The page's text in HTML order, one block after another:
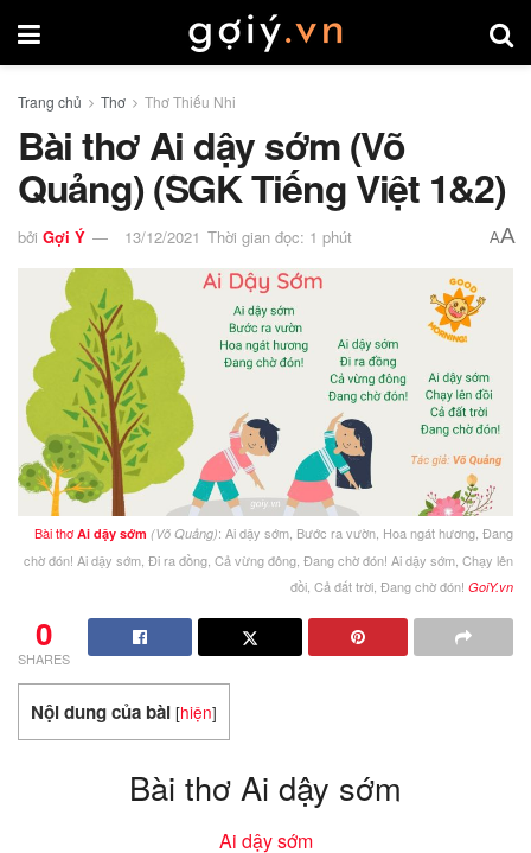
Trang chủ Thơ Thơ Thiếu Nhi
Bài thơ Ai dậy sớm (Võ
Quảng) (SGK Tiếng Việt 1&2)
bởi Gợi Ý 13/12/2021 Thời gian đọc: 1 phút AA
Bài thơAi dậy sớm (Võ Quảng): Ai dậy sớm, Bước ra vườn, Hoa ngát hương, Đang
chờ đón! Ai dậy sớm, Đi ra đồng, Cả vừng đông, Đang chờ đón! Ai dậy sớm, Chạy lên
đồi, Cả đất trời, Đang chờ đón! GoiY.vn
0
SHARES
Nội dung của bài [hiện]
Bài thơ Ai dậy sớm
Ai dậy sớm